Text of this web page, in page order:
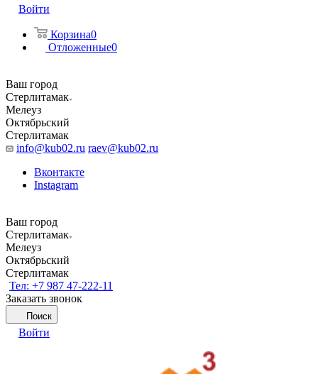
Войти
Корзина0
Отложенные0
Ваш город
Стерлитамак
Мелеуз
Октябрьский
Стерлитамак
info@kub02.ru raev@kub02.ru
Вконтакте
Instagram
Ваш город
Стерлитамак
Мелеуз
Октябрьский
Стерлитамак
Тел: +7 987 47-222-11
Заказать звонок
Поиск
Войти